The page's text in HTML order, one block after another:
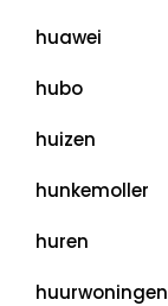
huawei
hubo
huizen
hunkemoller
huren
huurwoningen